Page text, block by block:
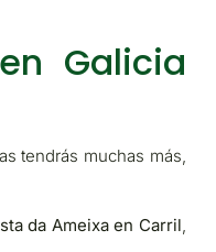
Galicia
tendrás muchas más,
da Ameixa en Carril